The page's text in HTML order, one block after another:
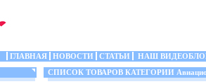
ГЛАВНАЯ НОВОСТИ СТАТЬИ
НАШ
СПИСОК ТОВАРОВ КАТЕГОРИИ